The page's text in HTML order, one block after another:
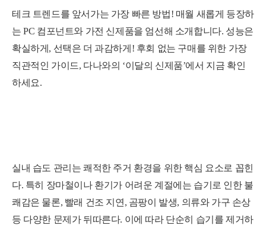
테크 트렌드를 앞서가는 가장 빠른 방법! 매월 새롭게 등장하
는 PC 컴포넌트와 가전 신제품을 엄선해 소개합니다. 성능은
확실하게, 선택은 더 과감하게! 후회 없는 구매를 위한 가장
직관적인 가이드, 다나와의 ‘이달의 신제품’에서 지금 확인
하세요.
실내 습도 관리는 쾌적한 주거 환경을 위한 핵심 요소로 꼽힌
다. 특히 장마철이나 환기가 어려운 계절에는 습기로 인한 불
쾌감은 물론, 빨래 건조 지연, 곰팡이 발생, 의류와 가구 손상
등 다양한 문제가 뒤따른다. 이에 따라 단순히 습기를 제거하